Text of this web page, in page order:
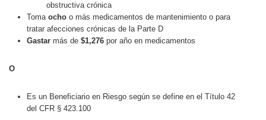
obstructiva crónica
Tomaochoo más medicamentos de mantenimiento o para
tratar afecciones crónicas de la Parte D
Gastarmás de$1,276 por año en medicamentos
O
Es un Beneficiario en Riesgo según se define en el Título 42
del CFR § 423.100